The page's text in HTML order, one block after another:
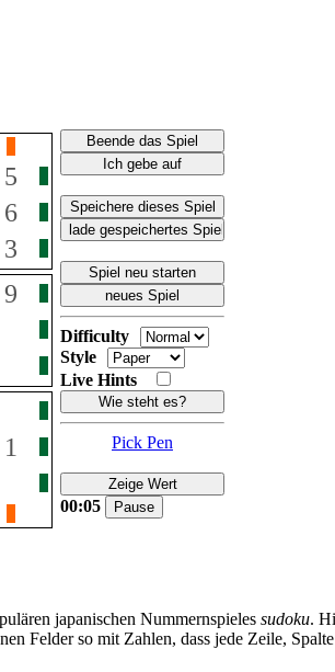
Difficulty
Style
Live Hints
Pick Pen
00:05
japanischen Nummernspieles sudoku.
Felder so mit Zahlen, dass jede Zeile,